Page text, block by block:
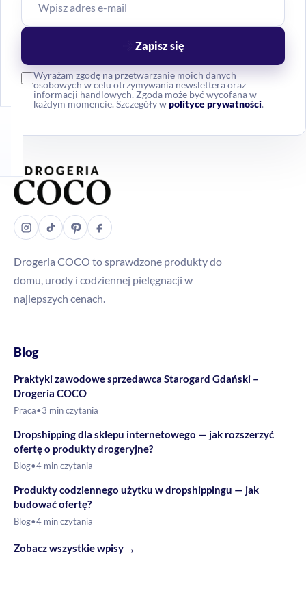
Wyrażam zgodę na przetwarzanie moich danych
osobowych w celu otrzymywania newslettera oraz
informacji handlowych. Zgoda może być wycofana w
każdym momencie. Szczegóły wpolityce prywatności.
Zapisz się
Drogeria COCO to sprawdzone produkty do
domu, urody i codziennej pielęgnacji w
najlepszych cenach.
Blog
Praktyki zawodowe sprzedawca Starogard Gdański –
Drogeria COCO
Praca•3 min czytania
Dropshipping dla sklepu internetowego — jak rozszerzyć
ofertę o produkty drogeryjne?
Blog•4 min czytania
Produkty codziennego użytku w dropshippingu — jak
budować ofertę?
Blog•4 min czytania
Zobacz wszystkie wpisy→